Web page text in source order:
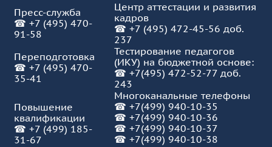
Пресс-служба
☎ +7 (495) 470-
91-58
Центр аттестации и развития
кадров
☎ +7 (495) 472-45-56 доб.
237
Переподготовка
☎ +7 (495) 470-
35-41
Тестирование педагогов
(ИКУ) на бюджетной основе:
☎ +7(495) 472-52-77 доб.
243
Многоканальные телефоны
☎ +7(499) 940-10-35
☎ +7(499) 940-10-36
☎ +7(499) 940-10-37
☎ +7(499) 940-10-38
Повышение
квалификации
☎ +7 (499) 185-
31-67